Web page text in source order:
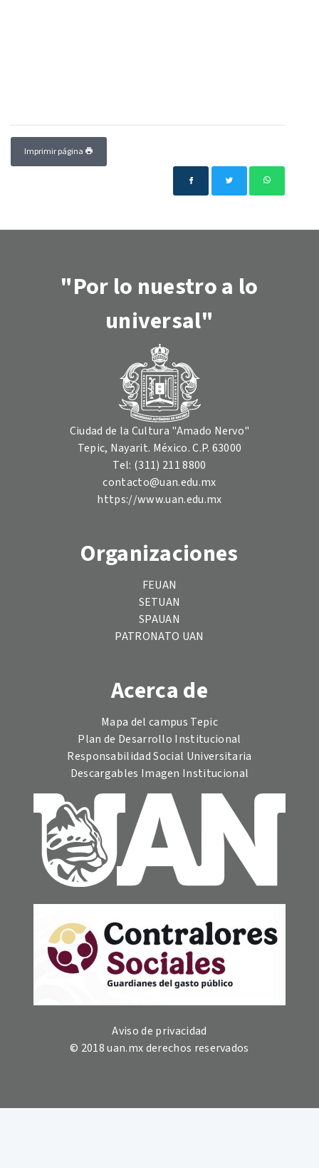
Imprimir página
"Por lo nuestro a lo
universal"
Ciudad de la Cultura "Amado Nervo"
Tepic, Nayarit. México. C.P. 63000
Tel: (311) 211 8800
contacto@uan.edu.mx
https://www.uan.edu.mx
Organizaciones
FEUAN
SETUAN
SPAUAN
PATRONATO UAN
Acerca de
Mapa del campus Tepic
Plan de Desarrollo Institucional
Responsabilidad Social Universitaria
Descargables Imagen Institucional
Aviso de privacidad
© 2018 uan.mx derechos reservados